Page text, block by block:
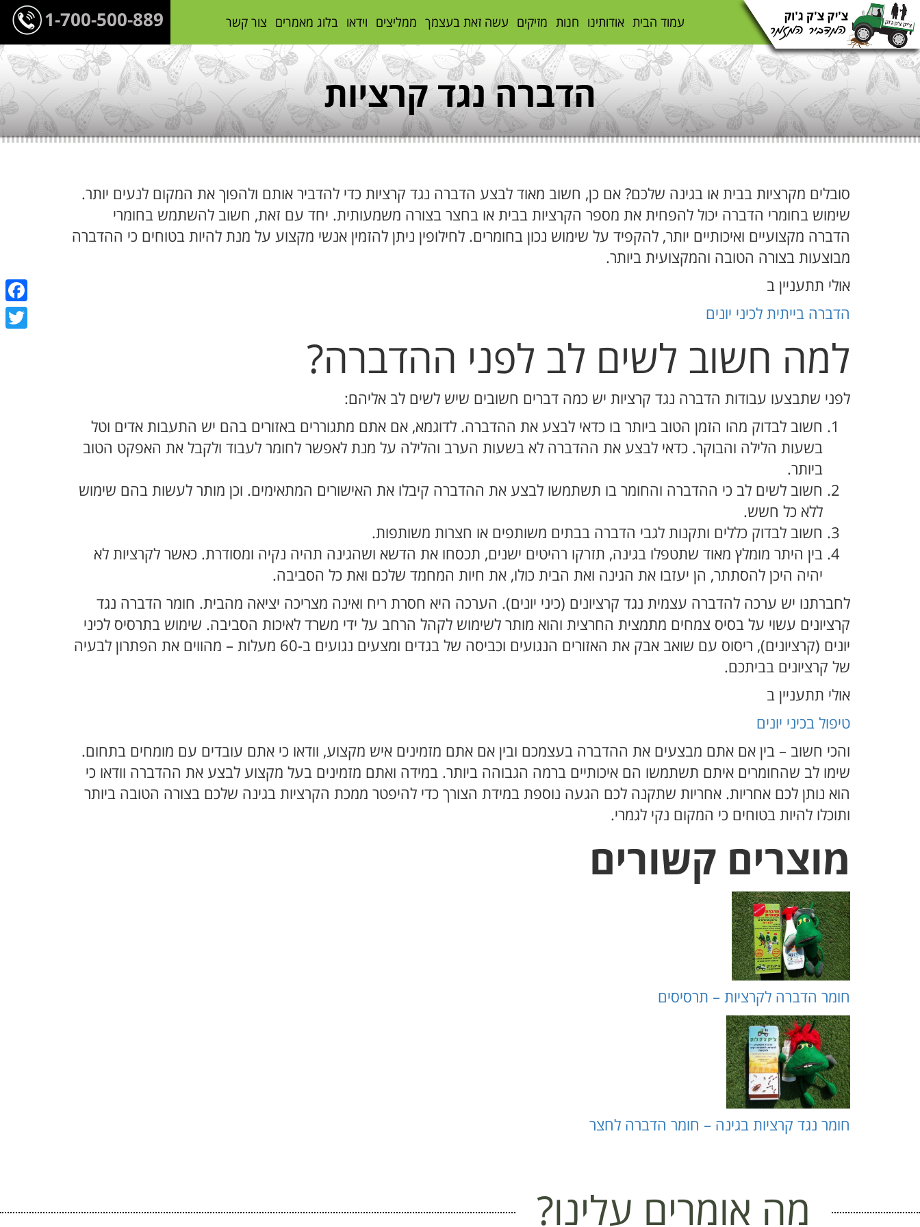
1-700-500-889 עמוד הבית אודותינו חנות מזיקים עשה זאת בעצמך ממליצים וידאו בלוג מאמרים צור קשר
הדברה נגד קרציות
סובלים מקרציות בבית או בגינה שלכם? אם כן, חשוב מאוד לבצע הדברה נגד קרציות כדי להדביר אותם ולהפוך את המקום לנעים יותר.
שימוש בחומרי הדברה יכול להפחית את מספר הקרציות בבית או בחצר בצורה משמעותית. יחד עם זאת, חשוב להשתמש בחומרי
הדברה מקצועיים ואיכותיים יותר, להקפיד על שימוש נכון בחומרים. לחילופין ניתן להזמין אנשי מקצוע על מנת להיות בטוחים כי ההדברה
מבוצעות בצורה הטובה והמקצועית ביותר.
אולי תתעניין ב
הדברה בייתית לכיני יונים
למה חשוב לשים לב לפני ההדברה?
לפני שתבצעו עבודות הדברה נגד קרציות יש כמה דברים חשובים שיש לשים לב אליהם:
חשוב לבדוק מהו הזמן הטוב ביותר בו כדאי לבצע את ההדברה. לדוגמא, אם אתם מתגוררים באזורים בהם יש התעבות אדים וטל
בשעות הלילה והבוקר. כדאי לבצע את ההדברה לא בשעות הערב והלילה על מנת לאפשר לחומר לעבוד ולקבל את האפקט הטוב
ביותר.
חשוב לשים לב כי ההדברה והחומר בו תשתמשו לבצע את ההדברה קיבלו את האישורים המתאימים. וכן מותר לעשות בהם שימוש
ללא כל חשש.
חשוב לבדוק כללים ותקנות לגבי הדברה בבתים משותפים או חצרות משותפות.
בין היתר מומלץ מאוד שתטפלו בגינה, תזרקו רהיטים ישנים, תכסחו את הדשא ושהגינה תהיה נקיה ומסודרת. כאשר לקרציות לא
יהיה היכן להסתתר, הן יעזבו את הגינה ואת הבית כולו, את חיות המחמד שלכם ואת כל הסביבה.
לחברתנו יש ערכה להדברה עצמית נגד קרציונים (כיני יונים). הערכה היא חסרת ריח ואינה מצריכה יציאה מהבית. חומר הדברה נגד
קרציונים עשוי על בסיס צמחים מתמצית החרצית והוא מותר לשימוש לקהל הרחב על ידי משרד לאיכות הסביבה. שימוש בתרסיס לכיני
יונים (קרציונים), ריסוס עם שואב אבק את האזורים הנגועים וכביסה של בגדים ומצעים נגועים ב-60 מעלות – מהווים את הפתרון לבעיה
של קרציונים בביתכם.
אולי תתעניין ב
טיפול בכיני יונים
והכי חשוב – בין אם אתם מבצעים את ההדברה בעצמכם ובין אם אתם מזמינים איש מקצוע, וודאו כי אתם עובדים עם מומחים בתחום.
שימו לב שהחומרים איתם תשתמשו הם איכותיים ברמה הגבוהה ביותר. במידה ואתם מזמינים בעל מקצוע לבצע את ההדברה וודאו כי
הוא נותן לכם אחריות. אחריות שתקנה לכם הגעה נוספת במידת הצורך כדי להיפטר ממכת הקרציות בגינה שלכם בצורה הטובה ביותר
ותוכלו להיות בטוחים כי המקום נקי לגמרי.
מוצרים קשורים
חומר הדברה לקרציות – תרסיסים
חומר נגד קרציות בגינה – חומר הדברה לחצר
מה אומרים עלינו?